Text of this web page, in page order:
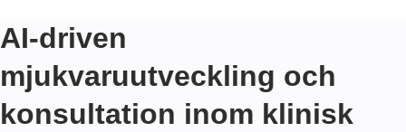
AI-driven
mjukvaruutveckling och
konsultation inom klinisk